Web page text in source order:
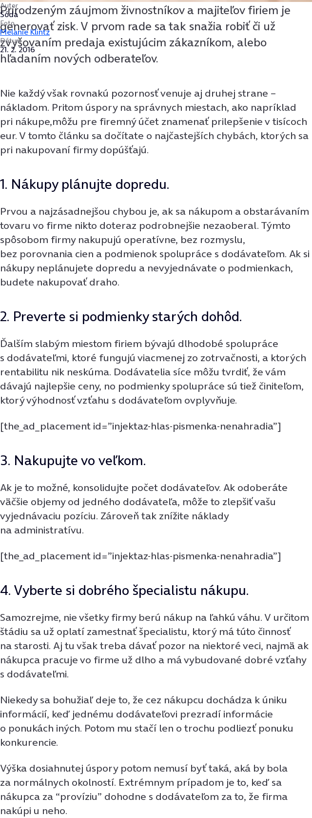
Autor
Sóda
Foto
Melanie Klintz
Dátum
21. 2. 2016
Prirodzeným záujmom živnostníkov a majiteľov firiem je
generovať zisk. V prvom rade sa tak snažia robiť či už
zvyšovaním predaja existujúcim zákazníkom, alebo
hľadaním nových odberateľov.
Nie každý však rovnakú pozornosť venuje aj druhej strane –
nákladom. Pritom úspory na správnych miestach, ako napríklad
pri nákupe,môžu pre firemný účet znamenať prilepšenie v tisícoch
eur. V tomto článku sa dočítate o najčastejších chybách, ktorých sa
pri nakupovaní firmy dopúšťajú.
1. Nákupy plánujte dopredu.
Prvou a najzásadnejšou chybou je, ak sa nákupom a obstarávaním
tovaru vo firme nikto doteraz podrobnejšie nezaoberal. Týmto
spôsobom firmy nakupujú operatívne, bez rozmyslu,
bez porovnania cien a podmienok spolupráce s dodávateľom. Ak si
nákupy neplánujete dopredu a nevyjednávate o podmienkach,
budete nakupovať draho.
2. Preverte si podmienky starých dohôd.
Ďalším slabým miestom firiem bývajú dlhodobé spolupráce
s dodávateľmi, ktoré fungujú viacmenej zo zotrvačnosti, a ktorých
rentabilitu nik neskúma. Dodávatelia síce môžu tvrdiť, že vám
dávajú najlepšie ceny, no podmienky spolupráce sú tiež činiteľom,
ktorý výhodnosť vzťahu s dodávateľom ovplyvňuje.
[the_ad_placement id=”injektaz-hlas-pismenka-nenahradia”]
3. Nakupujte vo veľkom.
Ak je to možné, konsolidujte počet dodávateľov. Ak odoberáte
väčšie objemy od jedného dodávateľa, môže to zlepšiť vašu
vyjednávaciu pozíciu. Zároveň tak znížite náklady
na administratívu.
[the_ad_placement id=”injektaz-hlas-pismenka-nenahradia”]
4. Vyberte si dobrého špecialistu nákupu.
Samozrejme, nie všetky firmy berú nákup na ľahkú váhu. V určitom
štádiu sa už oplatí zamestnať špecialistu, ktorý má túto činnosť
na starosti. Aj tu však treba dávať pozor na niektoré veci, najmä ak
nákupca pracuje vo firme už dlho a má vybudované dobré vzťahy
s dodávateľmi.
Niekedy sa bohužiaľ deje to, že cez nákupcu dochádza k úniku
informácií, keď jednému dodávateľovi prezradí informácie
o ponukách iných. Potom mu stačí len o trochu podliezť ponuku
konkurencie.
Výška dosiahnutej úspory potom nemusí byť taká, aká by bola
za normálnych okolností. Extrémnym prípadom je to, keď sa
nákupca za “províziu” dohodne s dodávateľom za to, že firma
nakúpi u neho.